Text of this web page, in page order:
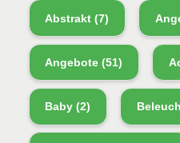
Abstrakt (7)
Angebote (51)
Baby (2)